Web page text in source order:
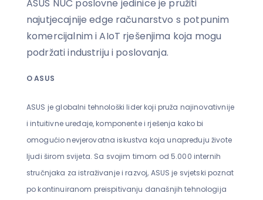
ASUS NUC poslovne jedinice je pružiti
najutjecajnije edge računarstvo s potpunim
komercijalnim i AIoT rješenjima koja mogu
podržati industriju i poslovanja.
O ASUS
ASUS je globalni tehnološki lider koji pruža najinovativnije
i intuitivne uređaje, komponente i rješenja kako bi
omogućio nevjerovatna iskustva koja unapređuju živote
ljudi širom svijeta. Sa svojim timom od 5.000 internih
stručnjaka za istraživanje i razvoj, ASUS je svjetski poznat
po kontinuiranom preispitivanju današnjih tehnologija